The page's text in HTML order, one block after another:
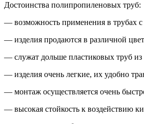
Достоинства полипропиленовых труб:
— возможность применения в трубах с
— изделия продаются в различной
— служат дольше пластиковых труб
— изделия очень легкие, их удобно
— монтаж осуществляется очень
— высокая стойкость к воздействию